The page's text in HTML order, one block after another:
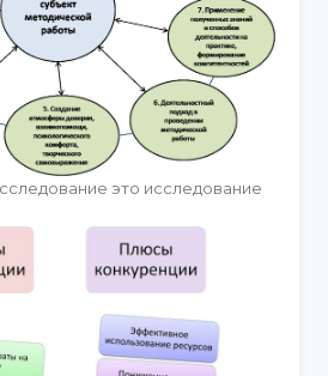
это исследование